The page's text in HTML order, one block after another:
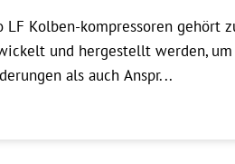
LF Kolben-kompressoren gehört
und hergestellt werden,
als auch Anspr...